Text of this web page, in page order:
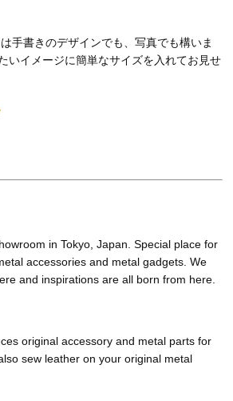
手書きのデザインでも、写真でも構いま
いイメージに簡単なサイズを入れてお見せ
in Tokyo, Japan. Special place for
accessories and metal gadgets. We
and inspirations are all born from here.
original accessory and metal parts for
sew leather on your original metal